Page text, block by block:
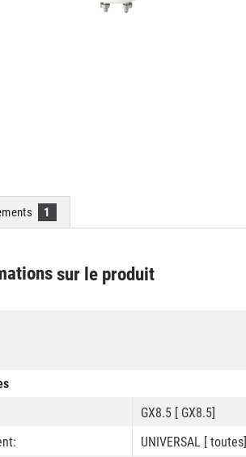
1
sur le produit
GX8.5 [ GX8.5]
UNIVERSAL [ toutes]